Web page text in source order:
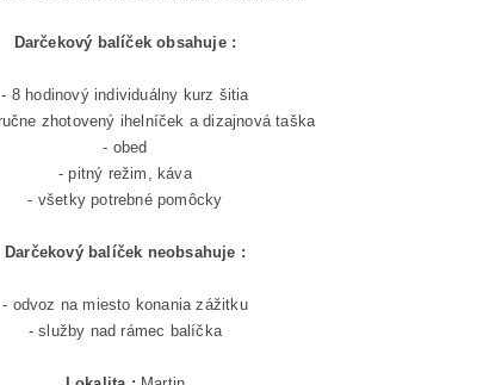
Darčekový balíček obsahuje :
- 8 hodinový individuálny kurz šitia
zhotovený ihelníček a dizajnová taška
- obed
- pitný režim, káva
- všetky potrebné pomôcky
Darčekový balíček neobsahuje :
- odvoz na miesto konania zážitku
- služby nad rámec balíčka